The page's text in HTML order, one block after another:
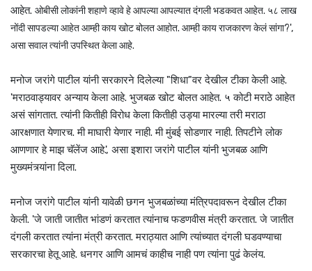
आहेत. ओबीसी लोकांनी शहाणे व्हावे हे आपल्या आपल्यात दंगली भडकवत आहेत. ५८ लाख
नोंदी सापडल्या आहेत आम्ही काय खोट बोलत आहोत. आम्ही काय राजकारण केलं सांगा?',
असा सवाल त्यांनी उपस्थित केला आहे.
मनोज जरांगे पाटील यांनी सरकारने दिलेल्या "शिधा"वर देखील टीका केली आहे.
'मराठवाड्यावर अन्याय केला आहे. भुजबळ खोट बोलत आहेत. ५ कोटी मराठे आहेत
असं सांगतात. त्यांनी कितीही विरोध केला कितीही उड्या मारल्या तरी मराठा
आरक्षणात येणारच. मी माघारी येणार नाही. मी मुंबई सोडणार नाही. तिपटीने लोक
आणणार हे माझ चॅलेंज आहे.', असा इशारा जरांगे पाटील यांनी भुजबळ आणि
मुख्यमंत्र्यांना दिला.
मनोज जरांगे पाटील यांनी यावेळी छगन भुजबळांच्या मंत्रिपदावरून देखील टीका
केली. 'जे जाती जातीत भांडणं करतात त्यांनाच फडणवीस मंत्री करतात. जे जातीत
दंगली करतात त्यांना मंत्री करतात. मराठ्यात आणि त्यांच्यात दंगली घडवण्याचा
सरकारचा हेतू आहे. धनगर आणि आमचं काहीच नाही पण त्यांना पुढं केलंय.